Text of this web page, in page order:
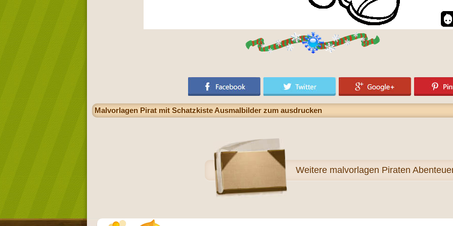
Malvorlagen Pirat mit Schatzkiste Ausmalbilder zum ausdrucken
Weitere malvorlagen Piraten